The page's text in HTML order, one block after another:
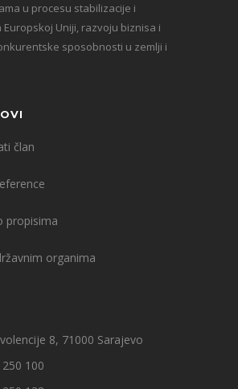
u procesu stabilizacije i
Uniji, razvoju biznisa i
sposobnosti u zemlji i
član
propisima
organima
8, 71000 Sarajevo
100